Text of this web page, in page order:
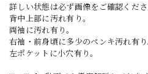
詳しい状態は必ず画像をご確認くださ
背中上部に汚れ有り。
両袖に汚れ有り。
右袖・前身頃に多少のペンキ汚れ有り
左ポケットに小穴有り。